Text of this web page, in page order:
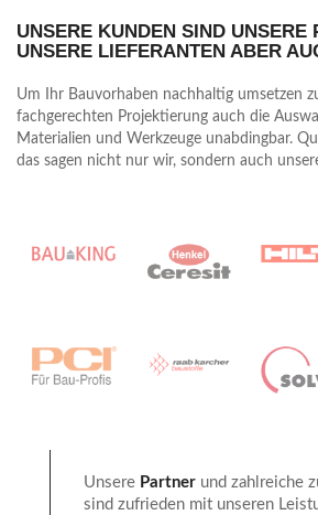
Aenean dignissim pellentesque
quis dui placerat ornare.
ultricies in, diam. Sed arcu.
MANFRED
Hausverwaltung ABC
Wir mussten uns um nahezu
die Endrechnung entsprach
Gerne empfehlen wir Sie
UNSERE KUNDEN SIND UNSERE
UNSERE LIEFERANTEN ABER
Um Ihr Bauvorhaben nachhaltig umsetzen
fachgerechten Projektierung auch die
Materialien und Werkzeuge unabdingbar.
das sagen nicht nur wir, sondern auch
Unsere Partner und zahlreiche
sind zufrieden mit unseren